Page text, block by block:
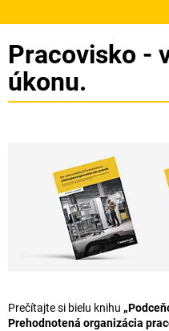
Pracovisko -
úkonu.
Prečítajte si bielu knihu
Prehodnotená organizácia